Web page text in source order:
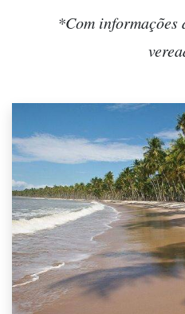
*Com informações